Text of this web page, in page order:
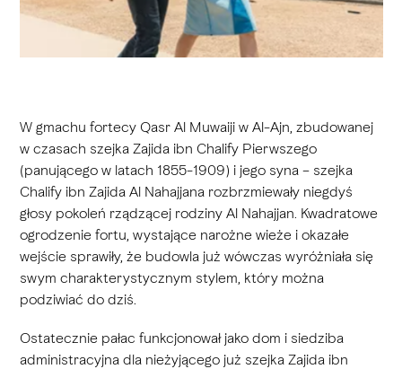
W gmachu fortecy Qasr Al Muwaiji w Al-Ajn, zbudowanej
w czasach szejka Zajida ibn Chalify Pierwszego
(panującego w latach 1855-1909) i jego syna – szejka
Chalify ibn Zajida Al Nahajjana rozbrzmiewały niegdyś
głosy pokoleń rządzącej rodziny Al Nahajjan. Kwadratowe
ogrodzenie fortu, wystające narożne wieże i okazałe
wejście sprawiły, że budowla już wówczas wyróżniała się
swym charakterystycznym stylem, który można
podziwiać do dziś.
Ostatecznie pałac funkcjonował jako dom i siedziba
administracyjna dla nieżyjącego już szejka Zajida ibn